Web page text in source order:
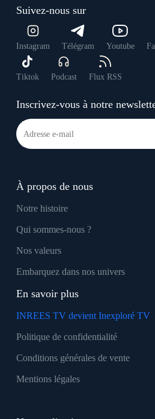
Suivez-nous sur
Instagram Télégram Youtube
Tiktok Podcast Flux RSS
Inscrivez-vous à notre
À propos de nous
Notre histoire
Qui sommes-nous ?
Nos valeurs
Embarquez dans nos univers
En savoir plus
INREES TV devient Inexploré TV
Politique de confidentialité
Conditions générales de vente
Mentions légales